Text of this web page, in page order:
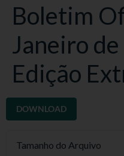
Boletim
Janeiro
Edição
DOWNLOAD
Tamanho do Arquivo